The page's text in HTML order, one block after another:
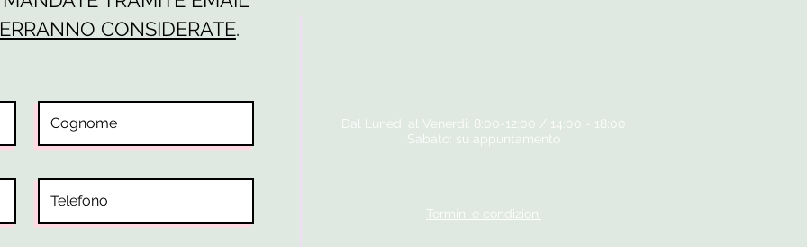
CONSIDERATE.
Dal Lunedi al Venerdi: 8:00-12:00 / 14:00 - 18:00
Sabato: su appuntamento
Termini e condizioni